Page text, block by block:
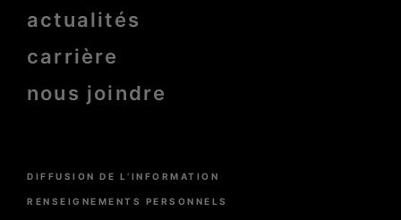
actualités
carrière
nous joindre
Menu
de
DIFFUSION DE L’INFORMATION
RENSEIGNEMENTS PERSONNELS